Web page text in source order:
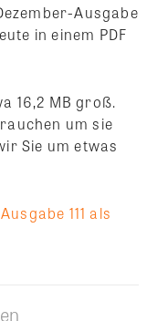
Ausgabe
in einem PDF
16,2 MB groß.
um sie
Sie um etwas
111 als